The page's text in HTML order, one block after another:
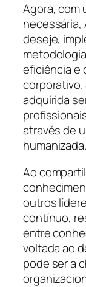
Agora, com
necessária,
deseje,
eficiência e
corporativo.
adquirida
através de
humanizada.
Ao
outros
contínuo,
entre
voltada ao
pode ser a